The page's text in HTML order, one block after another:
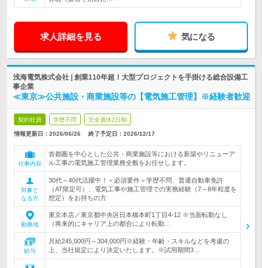
求人詳細を見る 気になる
浅海電気株式会社 | 創業110年超！大型プロジェクトを手掛ける総合設備工
事企業
≪東京≫公共施設・商業施設等の【電気施工管理】※経験者歓迎
契約社員 学歴不問 完全週休2日制
情報更新日：2026/06/26 終了予定日： 2026/12/17
仕事内容
首都圏を中心とした公共・商業施設等における新築やリニューア
ル工事の電気施工管理業務全般をお任せします。
対象と
なる方
30代～40代活躍中！＜必須要件＞学歴不問、普通自動車免許
（AT限定可）、電気工事や施工管理での実務経験（7～8年程度を
想定）をお持ちの方
勤務地
東京本店／東京都中央区日本橋本町1丁目4-12 ※当面転勤なし
（将来的にキャリア上の都合により転勤…
給与
月給245,000円～304,000円※経験・年齢・スキルなどを考慮の
上、当社規定により決定いたします。※試用期間3…